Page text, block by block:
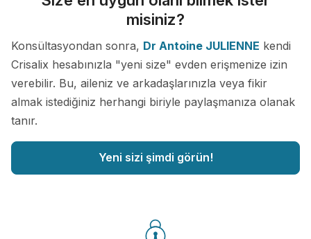
misiniz?
Konsültasyondan sonra, Dr Antoine JULIENNE kendi
Crisalix hesabınızla "yeni size" evden erişmenize izin
verebilir. Bu, aileniz ve arkadaşlarınızla veya fikir
almak istediğiniz herhangi biriyle paylaşmanıza olanak
tanır.
Yeni sizi şimdi görün!